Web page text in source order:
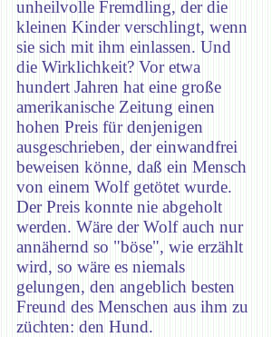
unheilvolle Fremdling, der die
kleinen Kinder verschlingt, wenn
sie sich mit ihm einlassen. Und
die Wirklichkeit? Vor etwa
hundert Jahren hat eine große
amerikanische Zeitung einen
hohen Preis für denjenigen
ausgeschrieben, der einwandfrei
beweisen könne, daß ein Mensch
von einem Wolf getötet wurde.
Der Preis konnte nie abgeholt
werden. Wäre der Wolf auch nur
annähernd so "böse", wie erzählt
wird, so wäre es niemals
gelungen, den angeblich besten
Freund des Menschen aus ihm zu
züchten: den Hund.